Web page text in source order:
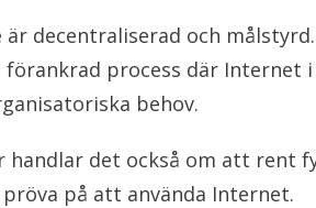
decentraliserad och
process där Internet
behov.
det också om att rent
på att använda Internet.